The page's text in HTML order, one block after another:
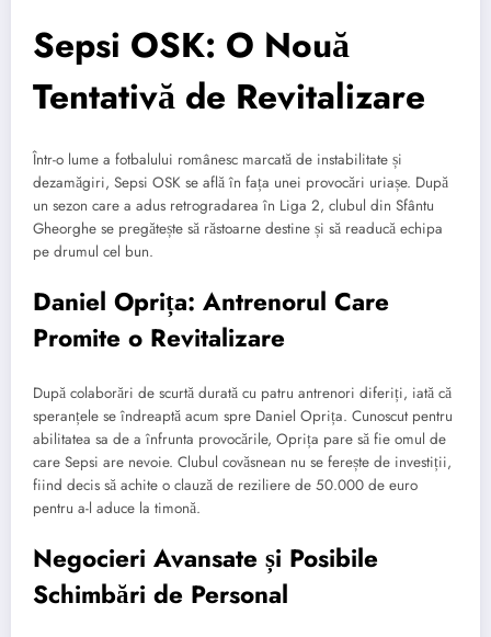
Sepsi OSK: O Nouă
Tentativă de Revitalizare
Într-o lume a fotbalului românesc marcată de instabilitate și
dezamăgiri, Sepsi OSK se află în fața unei provocări uriașe. După
un sezon care a adus retrogradarea în Liga 2, clubul din Sfântu
Gheorghe se pregătește să răstoarne destine și să readucă echipa
pe drumul cel bun.
Daniel Oprița: Antrenorul Care
Promite o Revitalizare
După colaborări de scurtă durată cu patru antrenori diferiți, iată că
speranțele se îndreaptă acum spre Daniel Oprița. Cunoscut pentru
abilitatea sa de a înfrunta provocările, Oprița pare să fie omul de
care Sepsi are nevoie. Clubul covăsnean nu se ferește de investiții,
fiind decis să achite o clauză de reziliere de 50.000 de euro
pentru a-l aduce la timonă.
Negocieri Avansate și Posibile
Schimbări de Personal